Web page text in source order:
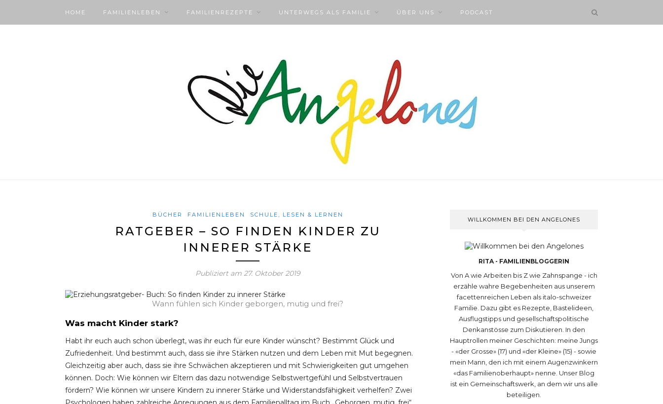
HOME FAMILIENLEBEN FAMILIENREZEPTE UNTERWEGS ALS FAMILIE ÜBER UNS PODCAST
BÜCHER FAMILIENLEBEN SCHULE, LESEN & LERNEN
RATGEBER – SO FINDEN KINDER ZU
INNERER STÄRKE
Publiziert am 27. Oktober 2019
Wann fühlen sich Kinder geborgen, mutig und frei?
Was macht Kinder stark?
Habt ihr euch auch schon überlegt, was ihr euch für eure Kinder wünscht? Bestimmt Glück und
Zufriedenheit. Und bestimmt auch, dass sie ihre Stärken nutzen und dem Leben mit Mut begegnen.
Gleichzeitig aber auch, dass sie ihre Schwächen akzeptieren und mit Schwierigkeiten gut umgehen
können. Doch: Wie können wir Eltern das dazu notwendige Selbstwertgefühl und Selbstvertrauen
fördern? Wie können wir unsere Kindern zu innerer Stärke und Widerstandsfähigkeit verhelfen? Zwei
WILLKOMMEN BEI DEN ANGELONES
RITA - FAMILIENBLOGGERIN
Von A wie Arbeiten bis Z wie Zahnspange - ich
erzähle wahre Begebenheiten aus unserem
facettenreichen Leben als italo-schweizer
Familie. Dazu gibt es Rezepte, Bastelideen,
Ausflugstipps und gesellschaftspolitische
Denkanstösse zum Diskutieren. In den
Hauptrollen meiner Geschichten: meine Jungs
- «der Grosse» (17) und «der Kleine» (15) - sowie
mein Mann, den ich mit einem Augenzwinkern
«das Familienoberhaupt» nenne. Unser Blog
ist ein Gemeinschaftswerk, an dem wir uns alle
beteiligen.